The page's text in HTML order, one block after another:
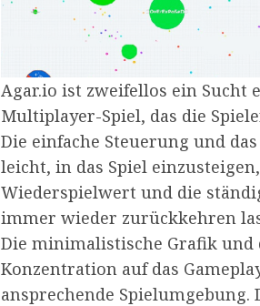
Agar.io ist zweifellos ein Sucht
Multiplayer-Spiel, das die
Die einfache Steuerung und
leicht, in das Spiel
Wiederspielwert und die
immer wieder zurückkehren
Die minimalistische Grafik und
Konzentration auf das
ansprechende